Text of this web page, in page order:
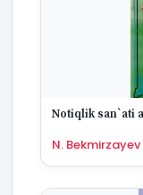
Notiqlik san`ati
N. Bekmirzayev